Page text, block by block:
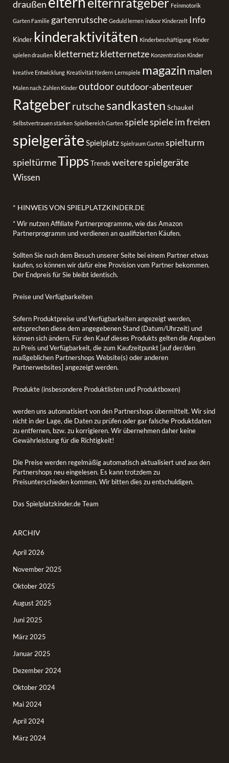
draußen Feinmotorik
Garten Familie gartenrutsche Geduld lernen indoor Kinderzelt Info
Kinder kinderaktivitäten Kinderbeschäftigung Kinder
spielen draußen kletternetzkletternetze Konzentration Kinder
kreative Entwicklung Kreativität fördern Lernspiele magazin malen
Malen nach Zahlen Kinder outdooroutdoor-abenteuer
Ratgeberrutschesandkasten Schaukel
Selbstvertrauen stärken Spielbereich Garten spielespiele im freien
spielgeräte Spielplatz Spielraum Garten spielturm
spieltürmeTippsTrends weitere spielgeräte
Wissen
* HINWEIS VON SPIELPLATZKINDER.DE
* Wir nutzen Affiliate Partnerprogramme, wie das Amazon
Partnerprogramm und verdienen an qualifizierten Käufen.
Sollten Sie nach dem Besuch unserer Seite bei einem Partner etwas
kaufen, so können wir dafür eine Provision vom Partner bekommen.
Der Endpreis für Sie bleibt identisch.
Preise und Verfügbarkeiten
Sofern Produktpreise und Verfügbarkeiten angezeigt werden,
entsprechen diese dem angegebenen Stand (Datum/Uhrzeit) und
können sich ändern. Für den Kauf dieses Produkts gelten die Angaben
zu Preis und Verfügbarkeit, die zum Kaufzeitpunkt [auf der/den
maßgeblichen Partnershops Website(s) oder anderen
Partnerwebsites] angezeigt werden.
Produkte (insbesondere Produktlisten und Produktboxen)
werden uns automatisiert von den Partnershops übermittelt. Wir sind
nicht in der Lage, die Daten zu prüfen oder gar falsche Produktdaten
zu entfernen, bzw. zu korrigieren. Wir übernehmen daher keine
Gewährleistung für die Richtigkeit!
Die Preise werden regelmäßig automatisch aktualisiert und aus den
Partnershops neu eingelesen. Es kann trotzdem zu
Preisunterschieden kommen. Wir bitten dies zu entschuldigen.
Das Spielplatzkinder.de Team
ARCHIV
April 2026
November 2025
Oktober 2025
August 2025
Juni 2025
März 2025
Januar 2025
Dezember 2024
Oktober 2024
Mai 2024
April 2024
März 2024